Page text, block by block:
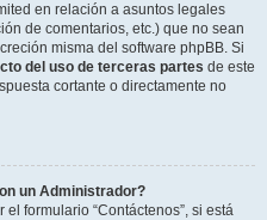
en relación a asuntos legales
de comentarios, etc.) que no sean
misma del software phpBB. Si
del uso de terceras partes de este
cortante o directamente no
un Administrador?
formulario “Contáctenos”, si está